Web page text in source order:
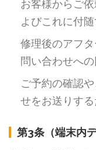
お客様からご
よびこれに付
修理後のアフ
問い合わせへ
ご予約の確認
せをお送りす
第3条（端末内